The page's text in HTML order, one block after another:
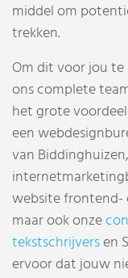
middel om
trekken.
Om dit voor jou te
ons complete
het grote
een
van
website frontend-
maar ook onze
tekstschrijversen
ervoor dat jouw